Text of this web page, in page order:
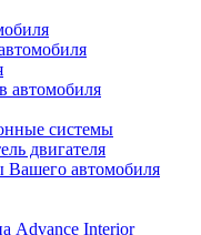
автомобиля
системы
двигателя
Вашего автомобиля
Advance Interior